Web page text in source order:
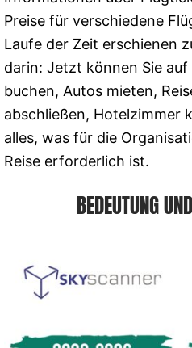
Preise für verschiedene
Laufe der Zeit erschienen
darin: Jetzt können Sie
buchen, Autos mieten,
abschließen, Hotelzimmer
alles, was für die
Reise erforderlich ist.
BEDEUTUNG